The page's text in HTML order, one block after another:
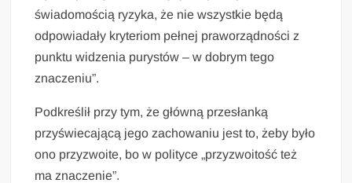
świadomością ryzyka, że nie wszystkie będą
odpowiadały kryteriom pełnej praworządności z
punktu widzenia purystów – w dobrym tego
znaczeniu”.
Podkreślił przy tym, że główną przesłanką
przyświecającą jego zachowaniu jest to, żeby było
ono przyzwoite, bo w polityce „przyzwoitość też
ma znaczenie”.